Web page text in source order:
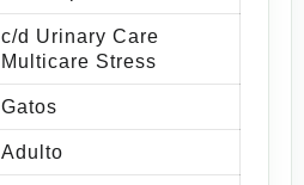
c/d Urinary Care
Multicare Stress
Gatos
Adulto